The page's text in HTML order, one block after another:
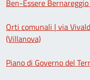
Ben-Essere
Orti comunali | via
(Villanova)
Piano di Governo del